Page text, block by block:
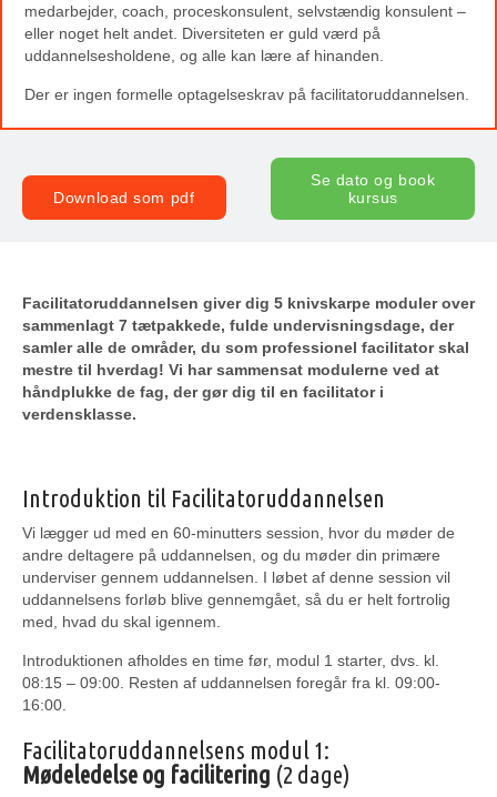
medarbejder, coach, proceskonsulent, selvstændig konsulent –
eller noget helt andet. Diversiteten er guld værd på
uddannelsesholdene, og alle kan lære af hinanden.
Der er ingen formelle optagelseskrav på facilitatoruddannelsen.
Download som pdf
Se dato og book
kursus
Facilitatoruddannelsen giver dig 5 knivskarpe moduler over
sammenlagt 7 tætpakkede, fulde undervisningsdage, der
samler alle de områder, du som professionel facilitator skal
mestre til hverdag! Vi har sammensat modulerne ved at
håndplukke de fag, der gør dig til en facilitator i
verdensklasse.
Introduktion til Facilitatoruddannelsen
Vi lægger ud med en 60-minutters session, hvor du møder de
andre deltagere på uddannelsen, og du møder din primære
underviser gennem uddannelsen. I løbet af denne session vil
uddannelsens forløb blive gennemgået, så du er helt fortrolig
med, hvad du skal igennem.
Introduktionen afholdes en time før, modul 1 starter, dvs. kl.
08:15 – 09:00. Resten af uddannelsen foregår fra kl. 09:00-
16:00.
Facilitatoruddannelsens modul 1:
Mødeledelse og facilitering (2 dage)